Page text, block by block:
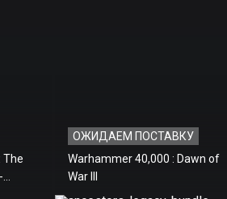
The
ОЖИДАЕМ ПОСТАВКУ
Warhammer 40,000 : Dawn of
War III